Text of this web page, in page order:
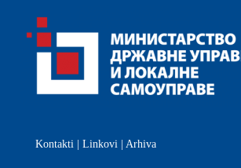
Kontakti Linkovi Arhiva